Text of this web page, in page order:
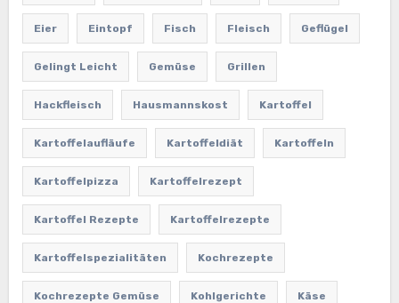
Eier Eintopf Fisch Fleisch Geflügel
Gelingt Leicht Gemüse Grillen
Hackfleisch Hausmannskost Kartoffel
Kartoffelaufläufe Kartoffeldiät Kartoffeln
Kartoffelpizza Kartoffelrezept
Kartoffel Rezepte Kartoffelrezepte
Kartoffelspezialitäten Kochrezepte
Kochrezepte Gemüse Kohlgerichte Käse